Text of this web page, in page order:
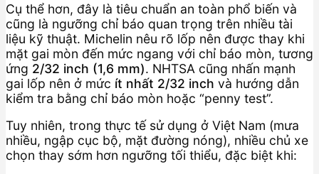
Cụ thể hơn, đây là tiêu chuẩn an toàn phổ biến và
cũng là ngưỡng chỉ báo quan trọng trên nhiều tài
liệu kỹ thuật. Michelin nêu rõ lốp nên được thay khi
mặt gai mòn đến mức ngang với chỉ báo mòn, tương
ứng 2/32 inch (1,6 mm). NHTSA cũng nhấn mạnh
gai lốp nên ở mức ít nhất 2/32 inch và hướng dẫn
kiểm tra bằng chỉ báo mòn hoặc “penny test”.
Tuy nhiên, trong thực tế sử dụng ở Việt Nam (mưa
nhiều, ngập cục bộ, mặt đường nóng), nhiều chủ xe
chọn thay sớm hơn ngưỡng tối thiểu, đặc biệt khi: